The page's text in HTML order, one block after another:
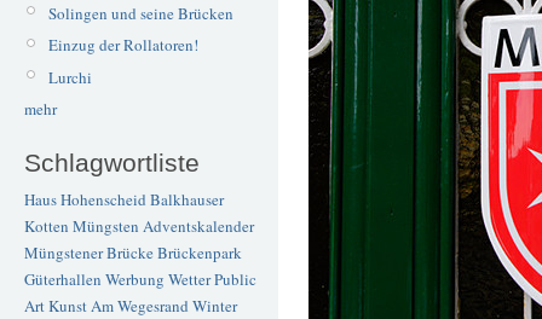
Solingen und seine Brücken
Einzug der Rollatoren!
Lurchi
mehr
Schlagwortliste
Haus Hohenscheid Balkhauser
Kotten Müngsten Adventskalender
Müngstener BrückeBrückenpark
Güterhallen Werbung WetterPublic
ArtKunstAm Wegesrand Winter